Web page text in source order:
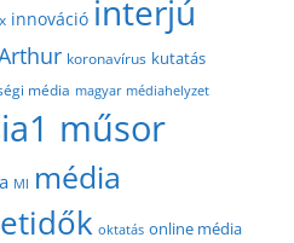
innováció interjú
koronavírus kutatás
média magyar médiahelyzet
műsor
MI média
oktatás online média